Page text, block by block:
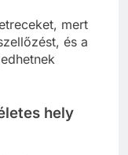
mert
és a
hely